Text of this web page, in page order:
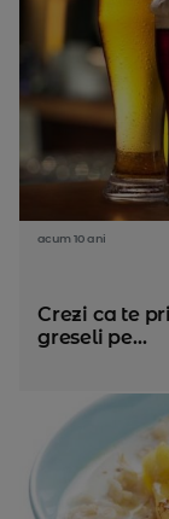
acum 10 ani
Crezi ca te
greseli pe...